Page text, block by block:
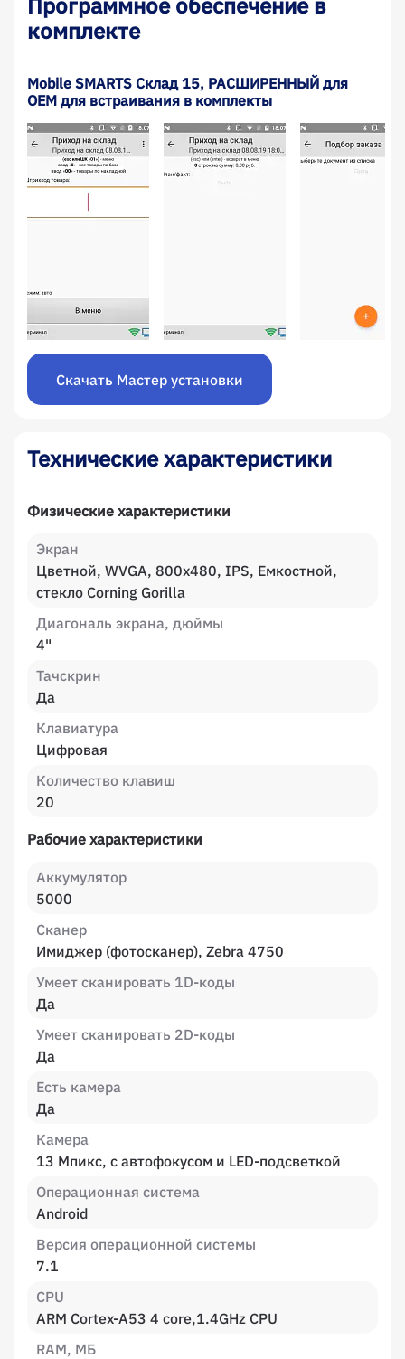
комплекте
Mobile SMARTS Склад 15, РАСШИРЕННЫЙ для
OEM для встраивания в комплекты
Скачать Мастер установки
Технические характеристики
Физические характеристики
Экран
Цветной, WVGA, 800x480, IPS, Емкостной,
стекло Corning Gorilla
Диагональ экрана, дюймы
4"
Тачскрин
Да
Клавиатура
Цифровая
Количество клавиш
20
Рабочие характеристики
Аккумулятор
5000
Сканер
Имиджер (фотосканер), Zebra 4750
Умеет сканировать 1D-коды
Да
Умеет сканировать 2D-коды
Да
Есть камера
Да
Камера
13 Мпикс, с автофокусом и LED-подсветкой
Операционная система
Android
Версия операционной системы
7.1
CPU
ARM Cortex-A53 4 core,1.4GHz CPU
RAM, МБ